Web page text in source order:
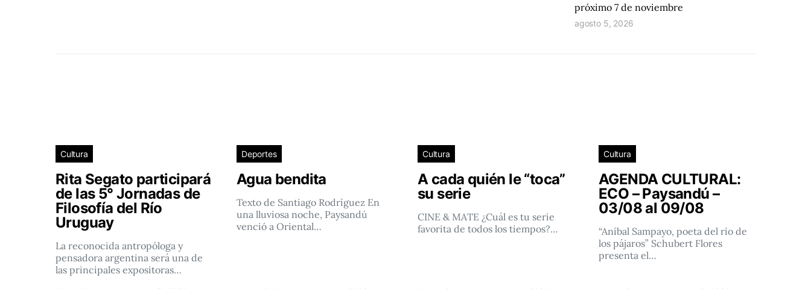
próximo 7 de noviembre
agosto 5, 2026
Cultura
Rita Segato participará
de las 5° Jornadas de
Filosofía del Río
Uruguay
La reconocida antropóloga y
pensadora argentina será una de
las principales expositoras…
Deportes
Agua bendita
Texto de Santiago Rodríguez En
una lluviosa noche, Paysandú
venció a Oriental…
Cultura
A cada quién le “toca”
su serie
CINE & MATE ¿Cuál es tu serie
favorita de todos los tiempos?…
Cultura
AGENDA CULTURAL:
ECO – Paysandú –
03/08 al 09/08
“Aníbal Sampayo, poeta del río de
los pájaros” Schubert Flores
presenta el…